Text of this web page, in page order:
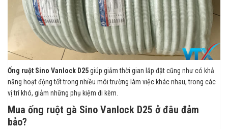
Ống ruột Sino Vanlock D25giúp giảm thời gian lắp đặt cũng như có khả
năng hoạt động tốt trong nhiều môi trường làm việc khác nhau, trong các
vị trí khó, giảm những phụ kiệm đi kèm.
Mua ống ruột gà Sino Vanlock D25 ở đâu đảm
bảo?